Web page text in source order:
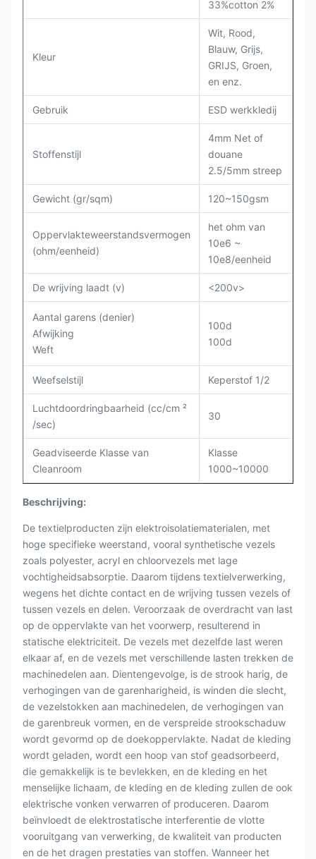
33%cotton 2%
Kleur
Wit, Rood,
Blauw, Grijs,
GRIJS, Groen,
en enz.
Gebruik ESD werkkledij
Stoffenstijl
4mm Net of
douane
2.5/5mm streep
Gewicht (gr/sqm) 120~150gsm
Oppervlakteweerstandsvermogen
(ohm/eenheid)
het ohm van
10e6 ~
10e8/eenheid
De wrijving laadt (v) <200v>
Aantal garens (denier)
Afwijking
Weft
100d
100d
Weefselstijl Keperstof 1/2
Luchtdoordringbaarheid (cc/cm ²
/sec)
30
Geadviseerde Klasse van
Cleanroom
Klasse
1000~10000
Beschrijving:
De textielproducten zijn elektroisolatiematerialen, met
hoge specifieke weerstand, vooral synthetische vezels
zoals polyester, acryl en chloorvezels met lage
vochtigheidsabsorptie. Daarom tijdens textielverwerking,
wegens het dichte contact en de wrijving tussen vezels of
tussen vezels en delen. Veroorzaak de overdracht van last
op de oppervlakte van het voorwerp, resulterend in
statische elektriciteit. De vezels met dezelfde last weren
elkaar af, en de vezels met verschillende lasten trekken de
machinedelen aan. Dientengevolge, is de strook harig, de
verhogingen van de garenharigheid, is winden die slecht,
de vezelstokken aan machinedelen, de verhogingen van
de garenbreuk vormen, en de verspreide strookschaduw
wordt gevormd op de doekoppervlakte. Nadat de kleding
wordt geladen, wordt een hoop van stof geadsorbeerd,
die gemakkelijk is te bevlekken, en de kleding en het
menselijke lichaam, de kleding en de kleding zullen de ook
elektrische vonken verwarren of produceren. Daarom
beïnvloedt de elektrostatische interferentie de vlotte
vooruitgang van verwerking, de kwaliteit van producten
en de het dragen prestaties van stoffen. Wanneer het